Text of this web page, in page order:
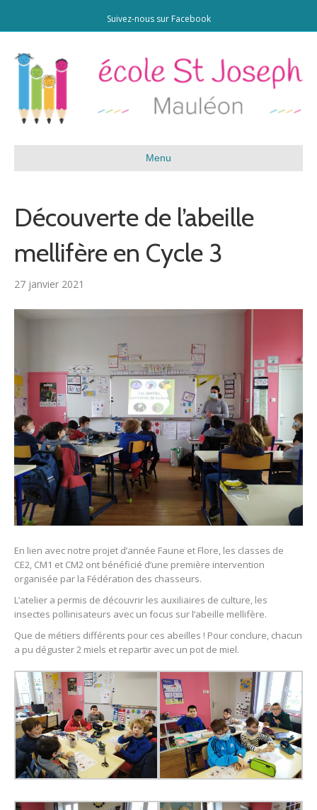
Suivez-nous sur Facebook
Menu
Découverte de l’abeille
mellifère en Cycle 3
27 janvier 2021
En lien avec notre projet d’année Faune et Flore, les classes de
CE2, CM1 et CM2 ont bénéficié d’une première intervention
organisée par la Fédération des chasseurs.
L’atelier a permis de découvrir les auxiliaires de culture, les
insectes pollinisateurs avec un focus sur l’abeille mellifère.
Que de métiers différents pour ces abeilles ! Pour conclure, chacun
a pu déguster 2 miels et repartir avec un pot de miel.